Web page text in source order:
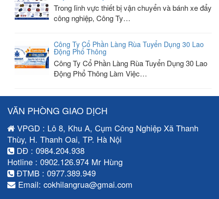
Trong lĩnh vực thiết bị vận chuyển và bánh xe đẩy
công nghiệp, Công Ty…
Công Ty Cổ Phần Làng Rùa Tuyển Dụng 30 Lao
Động Phổ Thông
Công Ty Cổ Phần Làng Rùa Tuyển Dụng 30 Lao
Động Phổ Thông Làm Việc…
VĂN PHÒNG GIAO DỊCH
VPGD : Lô 8, Khu A, Cụm Công Nghiệp Xã Thanh
Thùy, H. Thanh Oai, TP. Hà Nội
DĐ : 0984.204.938
Hotline : 0902.126.974 Mr Hùng
ĐTMB : 0977.389.949
Email: cokhilangrua@gmai.com